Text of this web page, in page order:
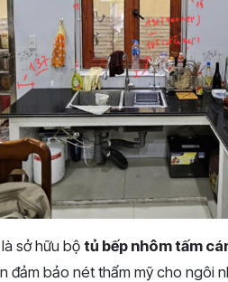
sở hữu bộ tủ bếp nhôm tấm
đảm bảo nét thẩm mỹ cho ngôi